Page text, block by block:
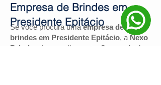
Se você procura umaempresa de
brindes em Presidente Epitácio, a Nexo
Brindes
é a escolha certa. Com mais de
Empresa de Brindes em
Presidente Epitácio